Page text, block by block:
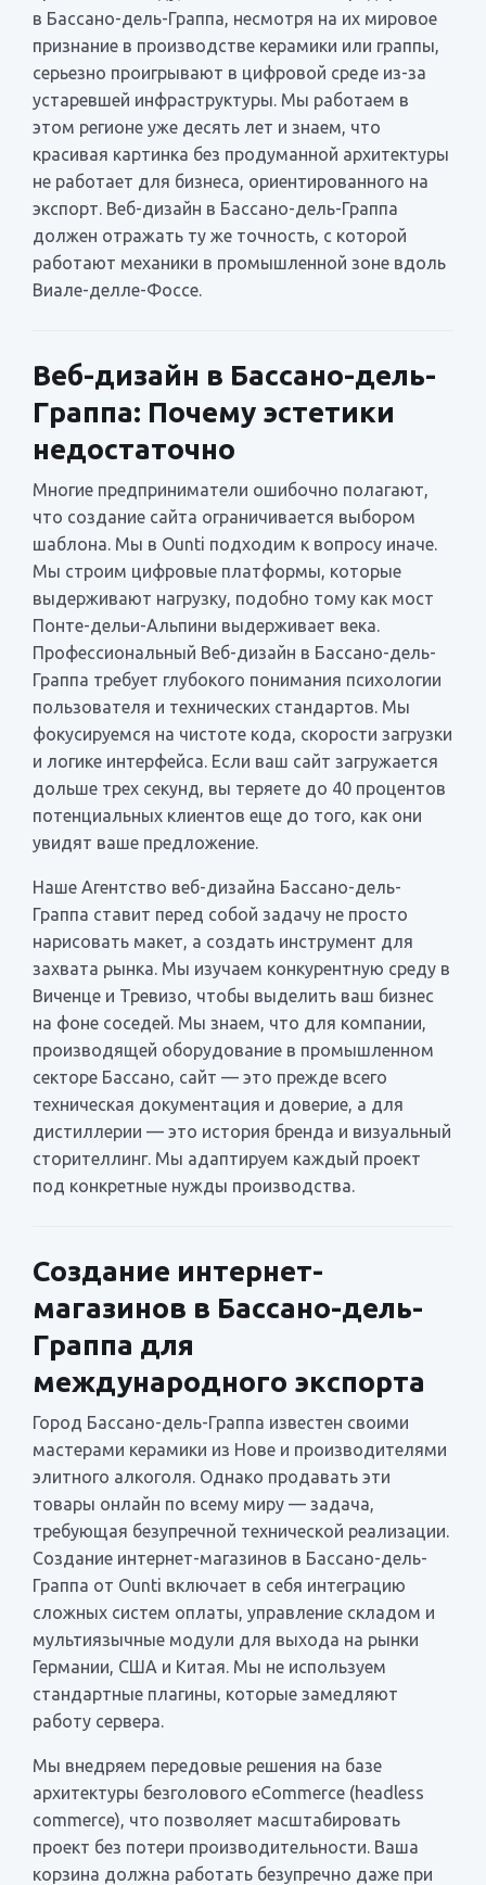
в Бассано-дель-Граппа, несмотря на их мировое
признание в производстве керамики или граппы,
серьезно проигрывают в цифровой среде из-за
устаревшей инфраструктуры. Мы работаем в
этом регионе уже десять лет и знаем, что
красивая картинка без продуманной архитектуры
не работает для бизнеса, ориентированного на
экспорт. Веб-дизайн в Бассано-дель-Граппа
должен отражать ту же точность, с которой
работают механики в промышленной зоне вдоль
Виале-делле-Фоссе.
Веб-дизайн в Бассано-дель-
Граппа: Почему эстетики
недостаточно
Многие предприниматели ошибочно полагают,
что создание сайта ограничивается выбором
шаблона. Мы в Ounti подходим к вопросу иначе.
Мы строим цифровые платформы, которые
выдерживают нагрузку, подобно тому как мост
Понте-дельи-Альпини выдерживает века.
Профессиональный Веб-дизайн в Бассано-дель-
Граппа требует глубокого понимания психологии
пользователя и технических стандартов. Мы
фокусируемся на чистоте кода, скорости загрузки
и логике интерфейса. Если ваш сайт загружается
дольше трех секунд, вы теряете до 40 процентов
потенциальных клиентов еще до того, как они
увидят ваше предложение.
Наше Агентство веб-дизайна Бассано-дель-
Граппа ставит перед собой задачу не просто
нарисовать макет, а создать инструмент для
захвата рынка. Мы изучаем конкурентную среду в
Виченце и Тревизо, чтобы выделить ваш бизнес
на фоне соседей. Мы знаем, что для компании,
производящей оборудование в промышленном
секторе Бассано, сайт — это прежде всего
техническая документация и доверие, а для
дистиллерии — это история бренда и визуальный
сторителлинг. Мы адаптируем каждый проект
под конкретные нужды производства.
Создание интернет-
магазинов в Бассано-дель-
Граппа для
международного экспорта
Город Бассано-дель-Граппа известен своими
мастерами керамики из Нове и производителями
элитного алкоголя. Однако продавать эти
товары онлайн по всему миру — задача,
требующая безупречной технической реализации.
Создание интернет-магазинов в Бассано-дель-
Граппа от Ounti включает в себя интеграцию
сложных систем оплаты, управление складом и
мультиязычные модули для выхода на рынки
Германии, США и Китая. Мы не используем
стандартные плагины, которые замедляют
работу сервера.
Мы внедряем передовые решения на базе
архитектуры безголового eCommerce (headless
commerce), что позволяет масштабировать
проект без потери производительности. Ваша
корзина должна работать безупречно даже при